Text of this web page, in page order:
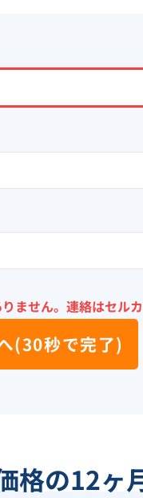
ません。 連絡はセル
(30秒で完了)
格の12ヶ